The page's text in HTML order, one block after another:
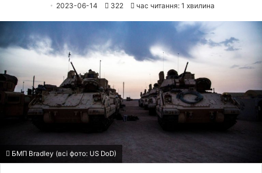
2023-06-14 322 час читання: 1 хвилина
БМП Bradley (всі фото: US DoD)